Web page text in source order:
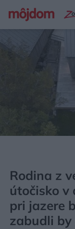
Rodina z
útočisko v
pri jazere
zabudli by